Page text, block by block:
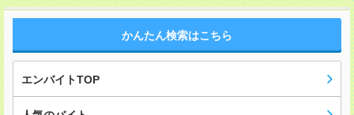
かんたん検索はこちら
エンバイトTOP